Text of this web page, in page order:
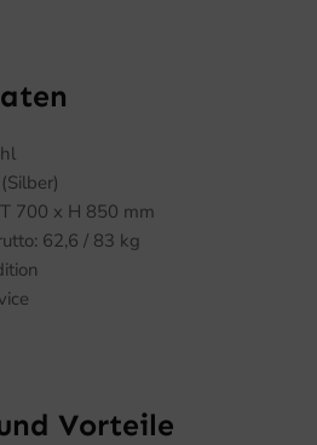
700 x H 850 mm
62,6 / 83 kg
Vorteile